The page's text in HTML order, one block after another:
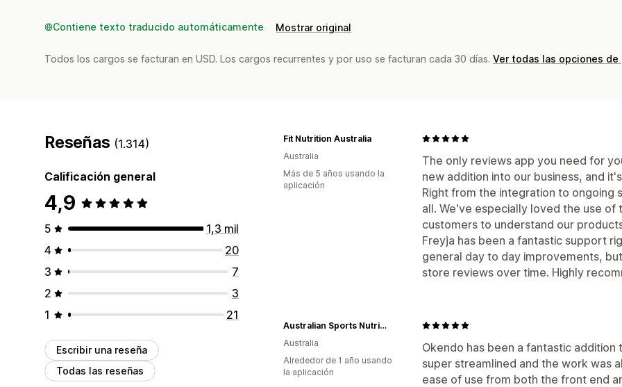
Contiene texto traducido automáticamente Mostrar original
Todos los cargos se facturan en USD. Los cargos recurrentes y por uso se facturan cada 30 días. Ver todas las opciones de
Reseñas (1.314)
Calificación general
4,9
5
1,3 mil
4
20
3
7
2
3
1
21
Escribir una reseña
Todas las reseñas
The only reviews app you need for
new addition into our business, and
Right from the integration to
all. We've especially loved the use of
customers to understand our
Freyja has been a fantastic support
general day to day improvements,
store reviews over time. Highly
Fit Nutrition Australia
Australia
Más de 5 años usando la
aplicación
Okendo has been a fantastic
super streamlined and the work was
ease of use from both the front end
Australian Sports Nutrition
Australia
Alrededor de 1 año usando
la aplicación